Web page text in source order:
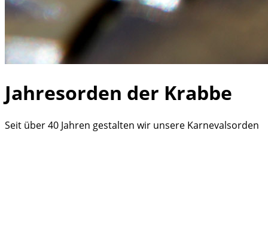
Jahresorden der Krabbe
Seit über 40 Jahren gestalten wir unsere Karnevalsorden